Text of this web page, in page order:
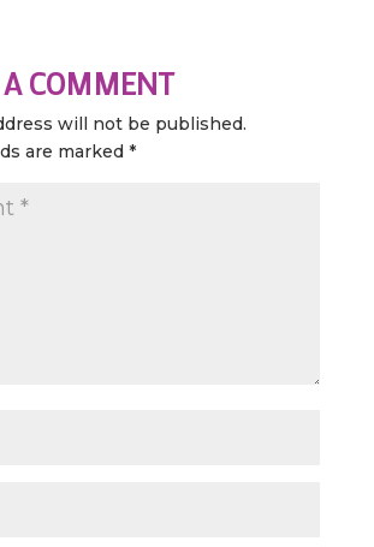
COMMENT
will not be published.
are marked *